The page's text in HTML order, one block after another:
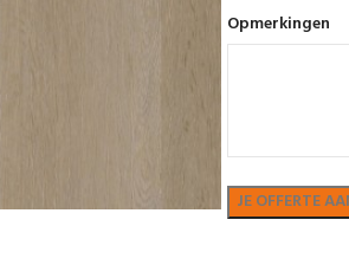
Opmerkingen